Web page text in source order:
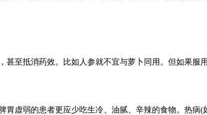
至抵消药效。比如人参就不宜与萝卜同用。但如果服
虚弱的患者更应少吃生冷、油腻、辛辣的食物。热病